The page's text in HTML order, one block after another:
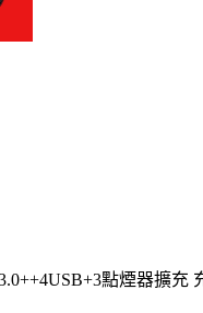
點煙器擴充